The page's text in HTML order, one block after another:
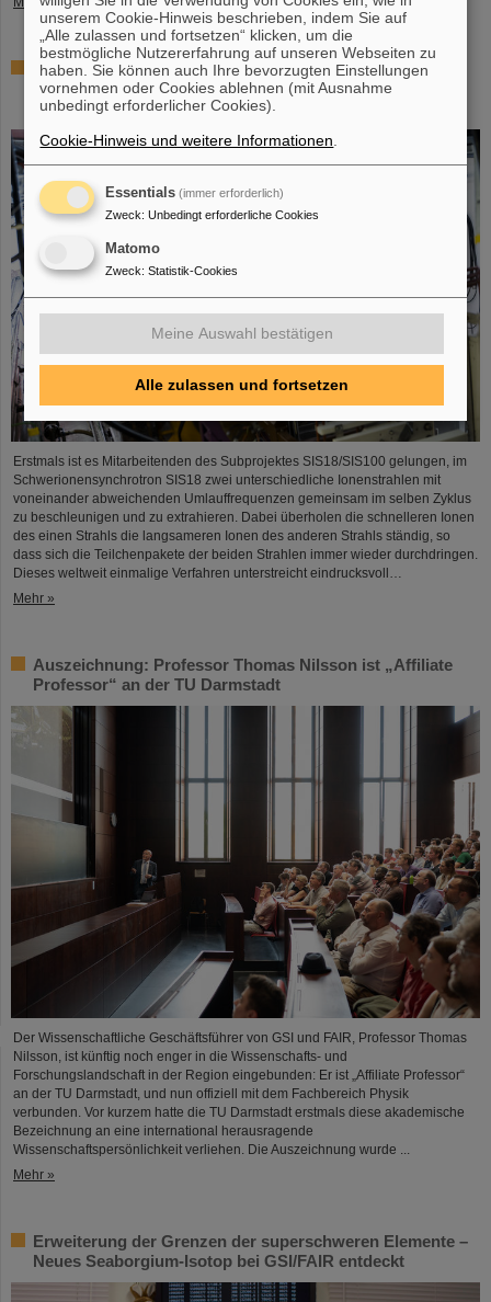
Gleichzeitige Beschleunigung von zwei Ionenstrahlen:
Einzigartiges Verfahren im Ringbeschleuniger SIS18
demonstriert
Erstmals ist es Mitarbeitenden des Subprojektes SIS18/SIS100 gelungen, im
Schwerionensynchrotron SIS18 zwei unterschiedliche Ionenstrahlen mit
voneinander abweichenden Umlauffrequenzen gemeinsam im selben Zyklus
zu beschleunigen und zu extrahieren. Dabei überholen die schnelleren Ionen
des einen Strahls die langsameren Ionen des anderen Strahls ständig, so
dass sich die Teilchenpakete der beiden Strahlen immer wieder durchdringen.
Dieses weltweit einmalige Verfahren unterstreicht eindrucksvoll…
Mehr »
Auszeichnung: Professor Thomas Nilsson ist „Affiliate
Professor“ an der TU Darmstadt
Der Wissenschaftliche Geschäftsführer von GSI und FAIR, Professor Thomas
Nilsson, ist künftig noch enger in die Wissenschafts- und
Forschungslandschaft in der Region eingebunden: Er ist „Affiliate Professor“
an der TU Darmstadt, und nun offiziell mit dem Fachbereich Physik
verbunden. Vor kurzem hatte die TU Darmstadt erstmals diese akademische
Bezeichnung an eine international herausragende
Wissenschaftspersönlichkeit verliehen. Die Auszeichnung wurde ...
Mehr »
Erweiterung der Grenzen der superschweren Elemente –
Neues Seaborgium-Isotop bei GSI/FAIR entdeckt
unserem Cookie-Hinweis beschrieben, indem Sie auf
„Alle zulassen und fortsetzen“ klicken, um die
bestmögliche Nutzererfahrung auf unseren Webseiten zu
haben. Sie können auch Ihre bevorzugten Einstellungen
vornehmen oder Cookies ablehnen (mit Ausnahme
unbedingt erforderlicher Cookies).
Cookie-Hinweis und weitere Informationen
Essentials (immer erforderlich)
Zweck: Unbedingt erforderliche Cookies
Matomo
Zweck: Statistik-Cookies
Meine Auswahl bestätigen
Alle zulassen und fortsetzen